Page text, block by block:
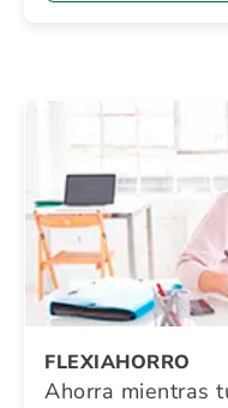
FLEXIAHORRO
Ahorra mientras